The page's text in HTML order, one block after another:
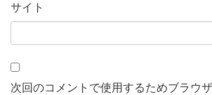
サイト
次回のコメントで使用するためブラウ